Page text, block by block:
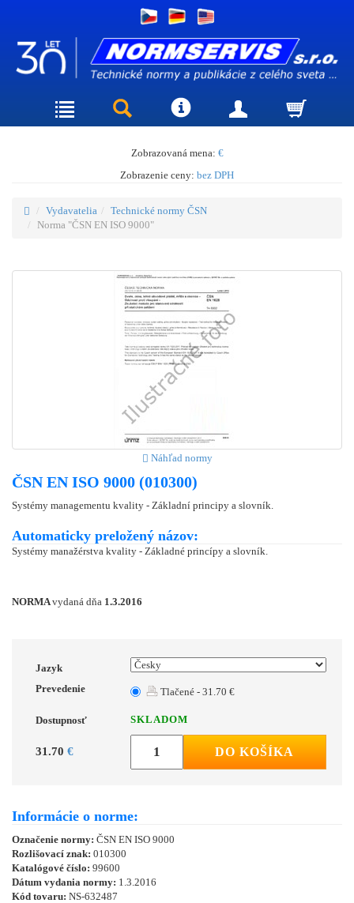
Zobrazovaná mena: €
Zobrazenie ceny: bez DPH
Vydavatelia
Technické normy ČSN
Norma "ČSN EN ISO 9000"
Náhľad normy
ČSN EN ISO 9000 (010300)
Systémy managementu kvality - Základní principy a slovník.
Automaticky preložený názov:
Systémy manažérstva kvality - Základné princípy a slovník.
NORMAvydaná dňa 1.3.2016
Jazyk
Prevedenie
Tlačené - 31.70 €
Dostupnosť SKLADOM
31.70 € DO KOŠÍKA
Informácie o norme:
Označenie normy: ČSN EN ISO 9000
Rozlišovací znak: 010300
Katalógové číslo: 99600
Dátum vydania normy: 1.3.2016
Kód tovaru: NS-632487